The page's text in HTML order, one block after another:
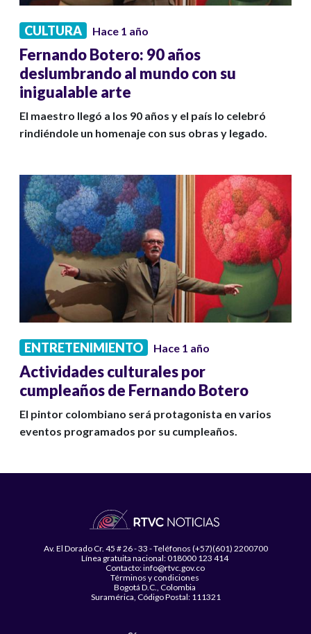
CULTURA Hace 1 año
Fernando Botero: 90 años
deslumbrando al mundo con su
inigualable arte
El maestro llegó a los 90 años y el país lo celebró
rindiéndole un homenaje con sus obras y legado.
ENTRETENIMIENTO Hace 1 año
Actividades culturales por
cumpleaños de Fernando Botero
El pintor colombiano será protagonista en varios
eventos programados por su cumpleaños.
Av. El Dorado Cr. 45 # 26 - 33 - Teléfonos (+57)(601) 2200700
Línea gratuita nacional: 018000 123 414
Contacto: info@rtvc.gov.co
Términos y condiciones
Bogotá D.C., Colombia
Suramérica, Código Postal: 111321